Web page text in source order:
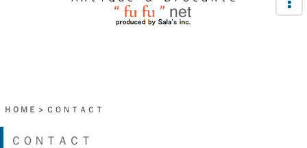
ＨＯＭＥ > ＣＯＮＴＡＣＴ
ＣＯＮＴＡＣＴ